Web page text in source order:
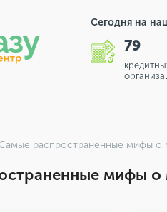
Сегодня на
79
Самые распространенные мифы о
мифы о